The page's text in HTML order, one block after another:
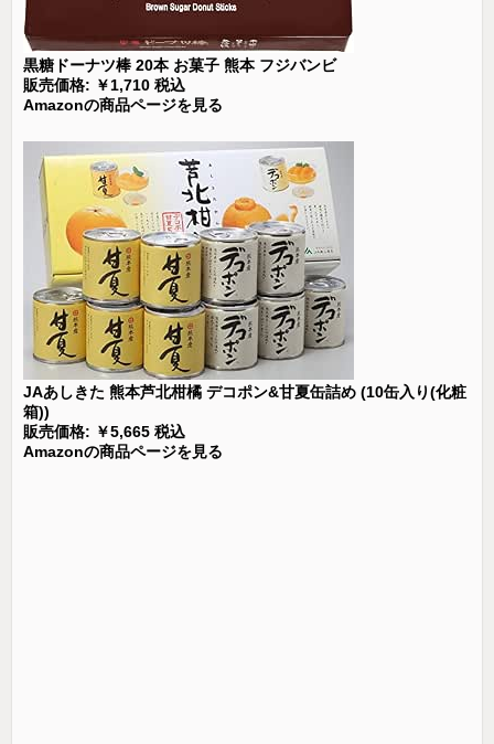
黒糖ドーナツ棒 20本 お菓子 熊本 フジバンビ
販売価格: ￥1,710 税込
Amazonの商品ページを見る
JAあしきた 熊本芦北柑橘 デコポン&甘夏缶詰め (10缶入り(化粧
箱))
販売価格: ￥5,665 税込
Amazonの商品ページを見る